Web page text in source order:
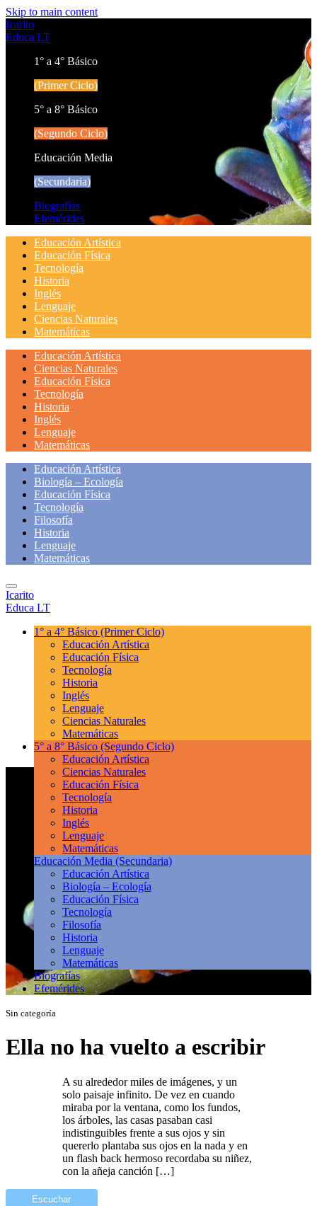
Skip to main content
Icarito
Educa LT
1° a 4° Básico
(Primer Ciclo)
5° a 8° Básico
(Segundo Ciclo)
Educación Media
(Secundaria)
Biografías
Efemérides
Educación Artística
Educación Física
Tecnología
Historia
Inglés
Lenguaje
Ciencias Naturales
Matemáticas
Educación Artística
Ciencias Naturales
Educación Física
Tecnología
Historia
Inglés
Lenguaje
Matemáticas
Educación Artística
Biología – Ecología
Educación Física
Tecnología
Filosofía
Historia
Lenguaje
Matemáticas
Icarito
Educa LT
1° a 4° Básico (Primer Ciclo)
Educación Artística
Educación Física
Tecnología
Historia
Inglés
Lenguaje
Ciencias Naturales
Matemáticas
5° a 8° Básico (Segundo Ciclo)
Educación Artística
Ciencias Naturales
Educación Física
Tecnología
Historia
Inglés
Lenguaje
Matemáticas
Educación Media (Secundaria)
Educación Artística
Biología – Ecología
Educación Física
Tecnología
Filosofía
Historia
Lenguaje
Matemáticas
Biografías
Efemérides
Sin categoría
Ella no ha vuelto a escribir
A su alrededor miles de imágenes, y un
solo paisaje infinito. De vez en cuando
miraba por la ventana, como los fundos,
los árboles, las casas pasaban casi
indistinguibles frente a sus ojos y sin
quererlo plantaba sus ojos en la nada y en
un flash back hermoso recordaba su niñez,
con la añeja canción […]
Escuchar